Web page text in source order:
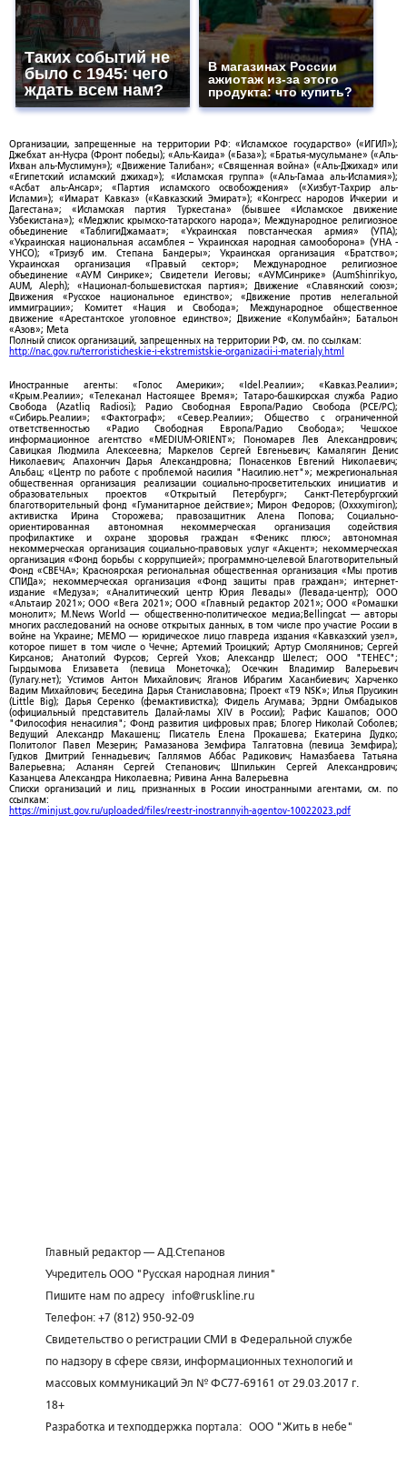
Таких событий не
было с 1945: чего
ждать всем нам?
В магазинах России
ажиотаж из-за этого
продукта: что купить?
Организации, запрещенные на территории РФ: «Исламское государство» («ИГИЛ»);
Джебхат ан-Нусра (Фронт победы); «Аль-Каида» («База»); «Братья-мусульмане» («Аль-
Ихван аль-Муслимун»); «Движение Талибан»; «Священная война» («Аль-Джихад» или
«Египетский исламский джихад»); «Исламская группа» («Аль-Гамаа аль-Исламия»);
«Асбат аль-Ансар»; «Партия исламского освобождения» («Хизбут-Тахрир аль-
Ислами»); «Имарат Кавказ» («Кавказский Эмират»); «Конгресс народов Ичкерии и
Дагестана»; «Исламская партия Туркестана» (бывшее «Исламское движение
Узбекистана»); «Меджлис крымско-татарского народа»; Международное религиозное
объединение «ТаблигиДжамаат»; «Украинская повстанческая армия» (УПА);
«Украинская национальная ассамблея – Украинская народная самооборона» (УНА -
УНСО); «Тризуб им. Степана Бандеры»; Украинская организация «Братство»;
Украинская организация «Правый сектор»; Международное религиозное
объединение «АУМ Синрике»; Свидетели Иеговы; «АУМСинрике» (AumShinrikyo,
AUM, Aleph); «Национал-большевистская партия»; Движение «Славянский союз»;
Движения «Русское национальное единство»; «Движение против нелегальной
иммиграции»; Комитет «Нация и Свобода»; Международное общественное
движение «Арестантское уголовное единство»; Движение «Колумбайн»; Батальон
«Азов»; Meta
Полный список организаций, запрещенных на территории РФ, см. по ссылкам:
http://nac.gov.ru/terroristicheskie-i-ekstremistskie-organizacii-i-materialy.html
Иностранные агенты: «Голос Америки»; «Idel.Реалии»; «Кавказ.Реалии»;
«Крым.Реалии»; «Телеканал Настоящее Время»; Татаро-башкирская служба Радио
Свобода (Azatliq Radiosi); Радио Свободная Европа/Радио Свобода (PCE/PC);
«Сибирь.Реалии»; «Фактограф»; «Север.Реалии»; Общество с ограниченной
ответственностью «Радио Свободная Европа/Радио Свобода»; Чешское
информационное агентство «MEDIUM-ORIENT»; Пономарев Лев Александрович;
Савицкая Людмила Алексеевна; Маркелов Сергей Евгеньевич; Камалягин Денис
Николаевич; Апахончич Дарья Александровна; Понасенков Евгений Николаевич;
Альбац; «Центр по работе с проблемой насилия "Насилию.нет"»; межрегиональная
общественная организация реализации социально-просветительских инициатив и
образовательных проектов «Открытый Петербург»; Санкт-Петербургский
благотворительный фонд «Гуманитарное действие»; Мирон Федоров; (Oxxxymiron);
активистка Ирина Сторожева; правозащитник Алена Попова; Социально-
ориентированная автономная некоммерческая организация содействия
профилактике и охране здоровья граждан «Феникс плюс»; автономная
некоммерческая организация социально-правовых услуг «Акцент»; некоммерческая
организация «Фонд борьбы с коррупцией»; программно-целевой Благотворительный
Фонд «СВЕЧА»; Красноярская региональная общественная организация «Мы против
СПИДа»; некоммерческая организация «Фонд защиты прав граждан»; интернет-
издание «Медуза»; «Аналитический центр Юрия Левады» (Левада-центр); ООО
«Альтаир 2021»; ООО «Вега 2021»; ООО «Главный редактор 2021»; ООО «Ромашки
монолит»; M.News World — общественно-политическое медиа;Bellingcat — авторы
многих расследований на основе открытых данных, в том числе про участие России в
войне на Украине; МЕМО — юридическое лицо главреда издания «Кавказский узел»,
которое пишет в том числе о Чечне; Артемий Троицкий; Артур Смолянинов; Сергей
Кирсанов; Анатолий Фурсов; Сергей Ухов; Александр Шелест; ООО "ТЕНЕС";
Гырдымова Елизавета (певица Монеточка); Осечкин Владимир Валерьевич
(Гулагу.нет); Устимов Антон Михайлович; Яганов Ибрагим Хасанбиевич; Харченко
Вадим Михайлович; Беседина Дарья Станиславовна; Проект «T9 NSK»; Илья Прусикин
(Little Big); Дарья Серенко (фемактивистка); Фидель Агумава; Эрдни Омбадыков
(официальный представитель Далай-ламы XIV в России); Рафис Кашапов; ООО
"Философия ненасилия"; Фонд развития цифровых прав; Блогер Николай Соболев;
Ведущий Александр Макашенц; Писатель Елена Прокашева; Екатерина Дудко;
Политолог Павел Мезерин; Рамазанова Земфира Талгатовна (певица Земфира);
Гудков Дмитрий Геннадьевич; Галлямов Аббас Радикович; Намазбаева Татьяна
Валерьевна; Асланян Сергей Степанович; Шпилькин Сергей Александрович;
Казанцева Александра Николаевна; Ривина Анна Валерьевна
Списки организаций и лиц, признанных в России иностранными агентами, см. по
ссылкам:
https://minjust.gov.ru/uploaded/files/reestr-inostrannyih-agentov-10022023.pdf
Главный редактор — А.Д.Степанов
Учредитель ООО "Русская народная линия"
Пишите нам по адресу
info@ruskline.ru
Телефон: +7 (812) 950-92-09
Свидетельство о регистрации СМИ в Федеральной службе
по надзору в сфере связи, информационных технологий и
массовых коммуникаций Эл № ФС77-69161 от 29.03.2017 г.
18+
Разработка и техподдержка портала: ООО "Жить в небе"